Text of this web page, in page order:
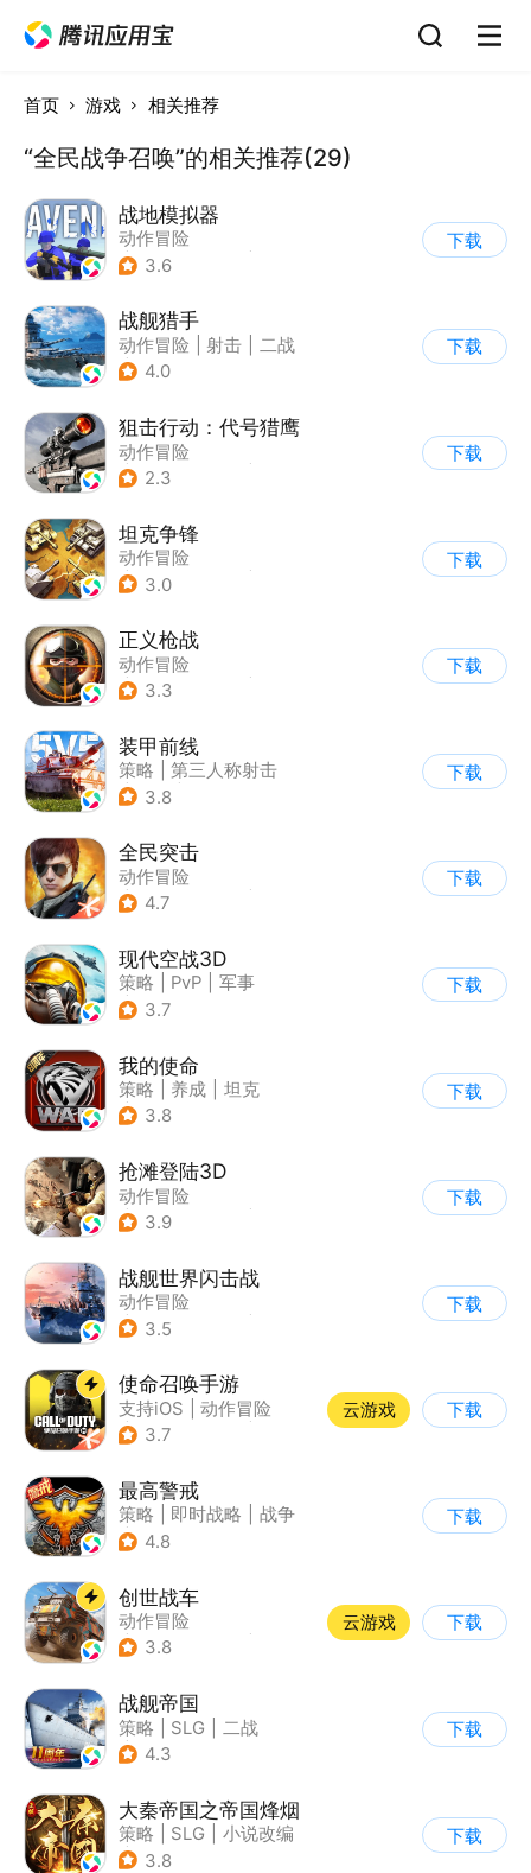
首页 游戏 相关推荐
“全民战争召唤”的相关推荐(29)
战地模拟器
动作冒险
| 第一人称射击
3.6
下载
战舰猎手
动作冒险 射击
二战
| 战术竞技
4.0
下载
狙击行动：代号猎鹰
动作冒险
| 第一人称射击
2.3
下载
坦克争锋
动作冒险
| 第三人称射击
3.0
下载
正义枪战
动作冒险
| 第一人称射击
3.3
下载
装甲前线
策略
第三人称射击
| 坦克
3.8
下载
全民突击
动作冒险
| 第三人称射击
4.7
下载
现代空战3D
策略 PvP
军事
| 战术竞技
3.7
下载
我的使命
策略 养成
坦克
| 紧急救援
3.8
下载
抢滩登陆3D
动作冒险
| 第一人称射击
3.9
下载
战舰世界闪击战
动作冒险
| 第三人称射击
3.5
下载
使命召唤手游
支持iOS
动作冒险
| 第一人称射击
3.7
云游戏 下载
最高警戒
策略 即时战略
战争
| 红警
4.8
下载
创世战车
动作冒险
| 第三人称射击
3.8
云游戏 下载
战舰帝国
策略 SLG
二战
| 写实
4.3
下载
大秦帝国之帝国烽烟
策略 SLG
小说改编
| 大秦帝国
3.8
下载